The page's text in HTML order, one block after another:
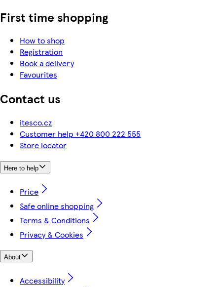
First time shopping
How to shop
Registration
Book a delivery
Favourites
Contact us
itesco.cz
Customer help +420 800 222 555
Store locator
Here to help
Price
Safe online shopping
Terms & Conditions
Privacy & Cookies
About
Accessibility